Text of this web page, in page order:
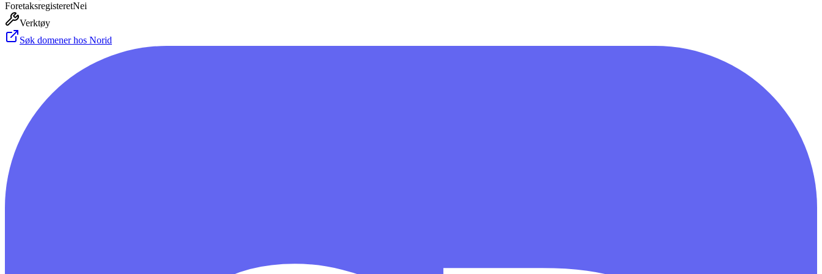
ForetaksregisteretNei
Verktøy
Søk domener hos Norid